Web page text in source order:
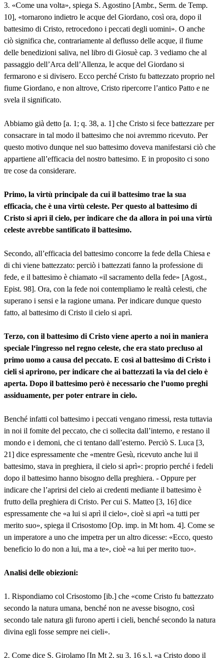
3. «Come una volta», spiega S. Agostino [Ambr., Serm. de Temp.
10], «tornarono indietro le acque del Giordano, così ora, dopo il
battesimo di Cristo, retrocedono i peccati degli uomini». O anche
ciò significa che, contrariamente al deflusso delle acque, il fiume
delle benedizioni saliva, nel libro di Giosuè cap. 3 vediamo che al
passaggio dell’Arca dell’Allenza, le acque del Giordano si
fermarono e si divisero. Ecco perché Cristo fu battezzato proprio nel
fiume Giordano, e non altrove, Cristo ripercorre l’antico Patto e ne
svela il significato.
Abbiamo già detto [a. 1; q. 38, a. 1] che Cristo si fece battezzare per
consacrare in tal modo il battesimo che noi avremmo ricevuto. Per
questo motivo dunque nel suo battesimo doveva manifestarsi ciò che
appartiene all’efficacia del nostro battesimo. E in proposito ci sono
tre cose da considerare.
Primo, la virtù principale da cui il battesimo trae la sua
efficacia, che è una virtù celeste. Per questo al battesimo di
Cristo si aprì il cielo, per indicare che da allora in poi una virtù
celeste avrebbe santificato il battesimo.
Secondo, all’efficacia del battesimo concorre la fede della Chiesa e
di chi viene battezzato: perciò i battezzati fanno la professione di
fede, e il battesimo è chiamato «il sacramento della fede» [Agost.,
Epist. 98]. Ora, con la fede noi contempliamo le realtà celesti, che
superano i sensi e la ragione umana. Per indicare dunque questo
fatto, al battesimo di Cristo il cielo si aprì.
Terzo, con il battesimo di Cristo viene aperto a noi in maniera
speciale l‘ingresso nel regno celeste, che era stato precluso al
primo uomo a causa del peccato. E così al battesimo di Cristo i
cieli si aprirono, per indicare che ai battezzati la via del cielo è
aperta. Dopo il battesimo però è necessario che l’uomo preghi
assiduamente, per poter entrare in cielo.
Benché infatti col battesimo i peccati vengano rimessi, resta tuttavia
in noi il fomite del peccato, che ci sollecita dall’interno, e restano il
mondo e i demoni, che ci tentano dall’esterno. Perciò S. Luca [3,
21] dice espressamente che «mentre Gesù, ricevuto anche lui il
battesimo, stava in preghiera, il cielo si aprì»: proprio perché i fedeli
dopo il battesimo hanno bisogno della preghiera. - Oppure per
indicare che l’aprirsi del cielo ai credenti mediante il battesimo è
frutto della preghiera di Cristo. Per cui S. Matteo [3, 16] dice
espressamente che «a lui si aprì il cielo», cioè si aprì «a tutti per
merito suo», spiega il Crisostomo [Op. imp. in Mt hom. 4]. Come se
un imperatore a uno che impetra per un altro dicesse: «Ecco, questo
beneficio lo do non a lui, ma a te», cioè «a lui per merito tuo».
Analisi delle obiezioni:
1. Rispondiamo col Crisostomo [ib.] che «come Cristo fu battezzato
secondo la natura umana, benché non ne avesse bisogno, così
secondo tale natura gli furono aperti i cieli, benché secondo la natura
divina egli fosse sempre nei cieli».
2. Come dice S. Girolamo [In Mt 2, su 3, 16 s.], «a Cristo dopo il